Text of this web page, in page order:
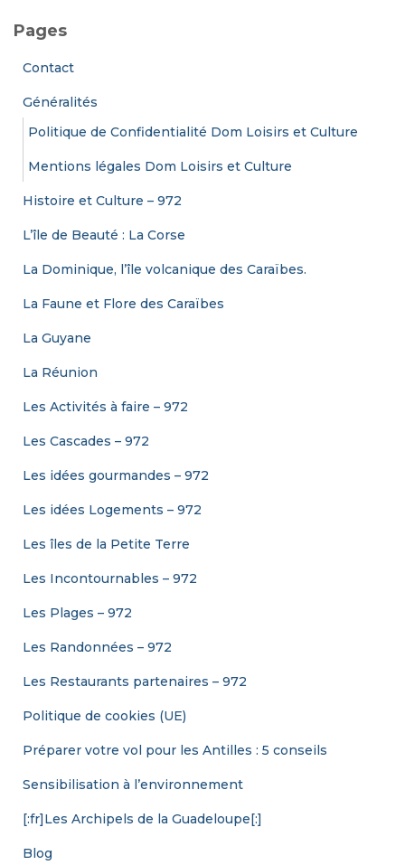
rPages
Contact
Généralités
Politique de Confidentialité Dom Loisirs et Culture
Mentions légales Dom Loisirs et Culture
Histoire et Culture – 972
L’île de Beauté : La Corse
La Dominique, l’île volcanique des Caraïbes.
La Faune et Flore des Caraïbes
La Guyane
La Réunion
Les Activités à faire – 972
Les Cascades – 972
Les idées gourmandes – 972
Les idées Logements – 972
Les îles de la Petite Terre
Les Incontournables – 972
Les Plages – 972
Les Randonnées – 972
Les Restaurants partenaires – 972
Politique de cookies (UE)
Préparer votre vol pour les Antilles : 5 conseils
Sensibilisation à l’environnement
[:fr]Les Archipels de la Guadeloupe[:]
Blog